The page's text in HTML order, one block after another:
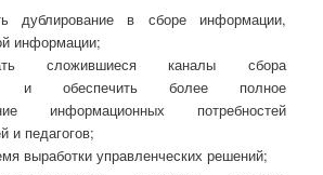
дублирование в сборе информации,
информации;
сложившиеся каналы сбора
и обеспечить более полное
информационных потребностей
и педагогов;
выработки управленческих решений;